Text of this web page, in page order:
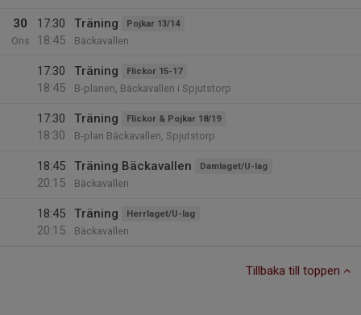
30
Ons
17:30
18:45
Träning Pojkar 13/14
Bäckavallen
17:30
18:45
Träning Flickor 15-17
B-planen, Bäckavallen i Spjutstorp
17:30
18:30
Träning Flickor & Pojkar 18/19
B-plan Bäckavallen, Spjutstorp
18:45
20:15
Träning Bäckavallen Damlaget/U-lag
Bäckavallen
18:45
20:15
Träning Herrlaget/U-lag
Bäckavallen
Tillbaka till toppen